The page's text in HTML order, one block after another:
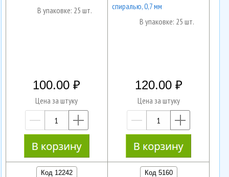
В упаковке: 25 шт.
100.00
Цена за штуку
—
спиралью, 0,7 мм
В упаковке: 25 шт.
120.00
Цена за штуку
—
Код 12242 Код 5160